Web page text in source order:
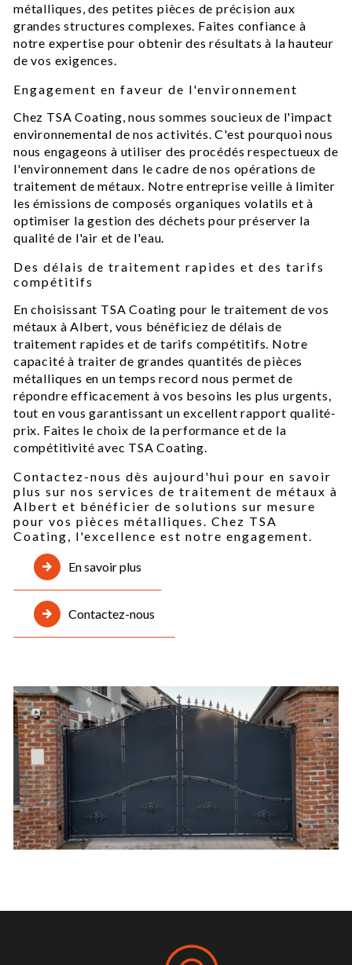
métalliques, des petites pièces de précision aux
grandes structures complexes. Faites confiance à
notre expertise pour obtenir des résultats à la hauteur
de vos exigences.
Engagement en faveur de l'environnement
Chez TSA Coating, nous sommes soucieux de l'impact
environnemental de nos activités. C'est pourquoi nous
nous engageons à utiliser des procédés respectueux de
l'environnement dans le cadre de nos opérations de
traitement de métaux. Notre entreprise veille à limiter
les émissions de composés organiques volatils et à
optimiser la gestion des déchets pour préserver la
qualité de l'air et de l'eau.
Des délais de traitement rapides et des tarifs
compétitifs
En choisissant TSA Coating pour le traitement de vos
métaux à Albert, vous bénéficiez de délais de
traitement rapides et de tarifs compétitifs. Notre
capacité à traiter de grandes quantités de pièces
métalliques en un temps record nous permet de
répondre efficacement à vos besoins les plus urgents,
tout en vous garantissant un excellent rapport qualité-
prix. Faites le choix de la performance et de la
compétitivité avec TSA Coating.
Contactez-nous dès aujourd'hui pour en savoir
plus sur nos services de traitement de métaux à
Albert et bénéficier de solutions sur mesure
pour vos pièces métalliques. Chez TSA
Coating, l'excellence est notre engagement.
En savoir plus
Contactez-nous